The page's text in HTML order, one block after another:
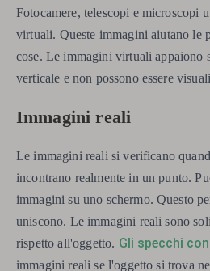
Fotocamere, telescopi e microscopi
virtuali. Queste immagini aiutano le
cose. Le immagini virtuali appaiono
verticale e non possono essere
Immagini reali
Le immagini reali si verificano
incontrano realmente in un punto.
immagini su uno schermo. Questo
uniscono. Le immagini reali sono
rispetto all'oggetto. Gli specchi
immagini reali se l'oggetto si trova